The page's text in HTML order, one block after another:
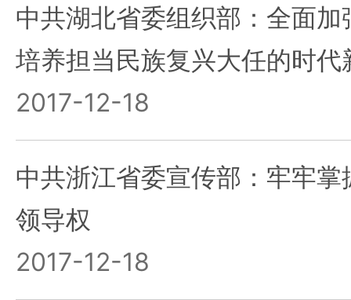
中共湖北省委组织部：全面
培养担当民族复兴大任的时代
2017-12-18
中共浙江省委宣传部：牢牢
领导权
2017-12-18